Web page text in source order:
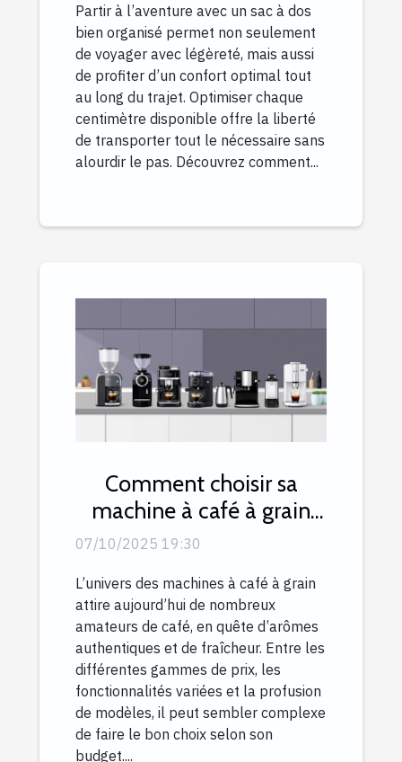
Partir à l’aventure avec un sac à dos
bien organisé permet non seulement
de voyager avec légèreté, mais aussi
de profiter d’un confort optimal tout
au long du trajet. Optimiser chaque
centimètre disponible offre la liberté
de transporter tout le nécessaire sans
alourdir le pas. Découvrez comment...
Comment choisir sa
machine à café à grain
selon son budget ?
07/10/2025 19:30
L’univers des machines à café à grain
attire aujourd’hui de nombreux
amateurs de café, en quête d’arômes
authentiques et de fraîcheur. Entre les
différentes gammes de prix, les
fonctionnalités variées et la profusion
de modèles, il peut sembler complexe
de faire le bon choix selon son
budget....